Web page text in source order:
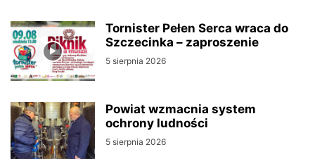
Tornister Pełen Serca wraca do
Szczecinka – zaproszenie
5 sierpnia 2026
Powiat wzmacnia system
ochrony ludności
5 sierpnia 2026